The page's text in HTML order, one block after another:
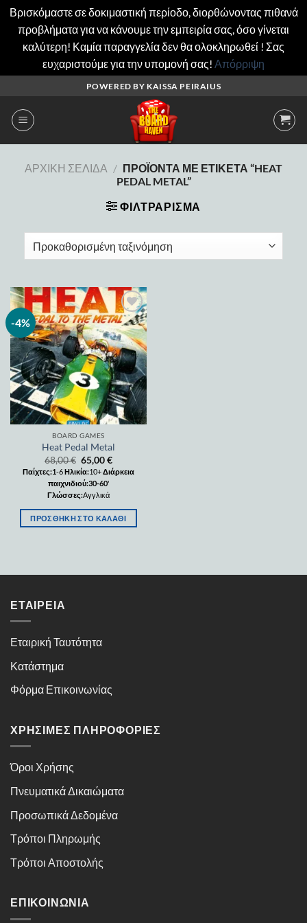
Βρισκόμαστε σε δοκιμαστική περίοδο, διορθώνοντας πιθανά
προβλήματα για να κάνουμε την εμπειρία σας, όσο γίνεται
καλύτερη! Καμία παραγγελία δεν θα ολοκληρωθεί ! Σας
ευχαριστούμε για την υπομονή σας! Απόρριψη
περιεχόμενο
POWERED BY KAISSA PEIRAIUS
ΑΡΧΙΚΉ ΣΕΛΊΔΑ / ΠΡΟΪΌΝΤΑ ΜΕ ΕΤΙΚΈΤΑ “HEAT
PEDAL METAL”
ΦΙΛΤΡΆΡΙΣΜΑ
-4%
Add to
wishlist
BOARD GAMES
Heat Pedal Metal
68,00€ 65,00€
Παίχτες:1-6Ηλικία:10+Διάρκεια
παιχνιδιού:30-60'
Γλώσσες:Αγγλικά
ΠΡΟΣΘΉΚΗ ΣΤΟ ΚΑΛΆΘΙ
ΕΤΑΙΡΕΊΑ
Εταιρική Ταυτότητα
Κατάστημα
Φόρμα Επικοινωνίας
ΧΡΉΣΙΜΕΣ ΠΛΗΡΟΦΟΡΊΕΣ
Όροι Χρήσης
Πνευματικά Δικαιώματα
Προσωπικά Δεδομένα
Τρόποι Πληρωμής
Τρόποι Αποστολής
ΕΠΙΚΟΙΝΩΝΊΑ